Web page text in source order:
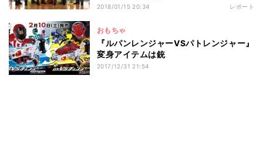
2018/01/15 20:34 レポート
おもちゃ
『ルパンレンジャーVSパトレンジャー』
変身アイテムは銃
2017/12/31 21:54